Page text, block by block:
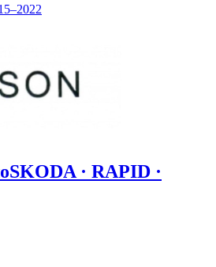
SKODA · RAPID ·